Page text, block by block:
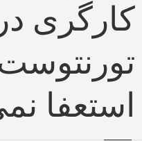
کارگری در
استعفا